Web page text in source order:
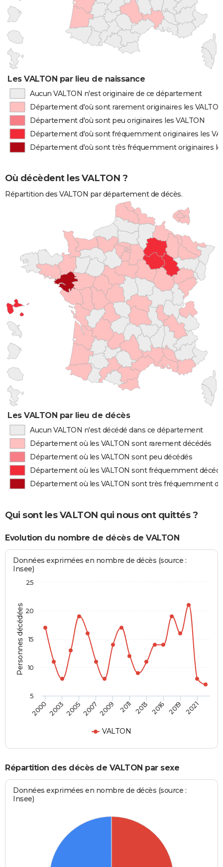
Les VALTON par lieu de naissance
Aucun VALTON n'est originaire de ce département
Département d'où sont rarement originaires les
Département d'où sont peu originaires les VALTON
Département d'où sont fréquemment originaires les
Département d'où sont très fréquemment originaires
Où décèdent les VALTON ?
Répartition des VALTON par département de décès.
Les VALTON par lieu de décès
Aucun VALTON n'est décédé dans ce département
Département où les VALTON sont rarement décédés
Département où les VALTON sont peu décédés
Département où les VALTON sont fréquemment
Département où les VALTON sont très fréquemment
Qui sont les VALTON qui nous ont quittés ?
Evolution du nombre de décès de VALTON
Personnes décédées
Données exprimées en nombre de décès (source :
Insee)
VALTON
20002003200520072009 2011 2013 2016 2019 2021
5
10
15
20
25
Répartition des décès de VALTON par sexe
Données exprimées en nombre de décès (source :
Insee)